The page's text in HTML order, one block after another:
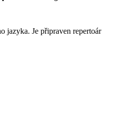
jazyka. Je připraven repertoár